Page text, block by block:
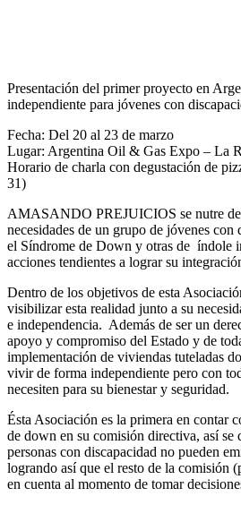
Presentación del primer proyecto en
independiente para jóvenes con
Fecha: Del 20 al 23 de marzo
Lugar: Argentina Oil & Gas Expo – La
Horario de charla con degustación de
31)
AMASANDO PREJUICIOS se nutre de
necesidades de un grupo de jóvenes con
el Síndrome de Down y otras de índole
acciones tendientes a lograr su
Dentro de los objetivos de esta
visibilizar esta realidad junto a su
e independencia. Además de ser un
apoyo y compromiso del Estado y de
implementación de viviendas tuteladas
vivir de forma independiente pero con
necesiten para su bienestar y seguridad.
Ésta Asociación es la primera en contar
de down en su comisión directiva, así se
personas con discapacidad no pueden
logrando así que el resto de la comisión
en cuenta al momento de tomar